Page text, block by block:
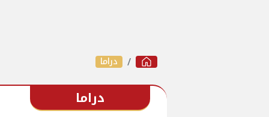
دراما
دراما